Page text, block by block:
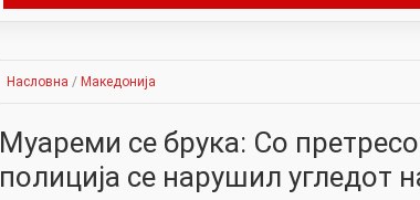
Насловна / Македонија
Mуареми се брука: Со
полиција се нарушил угледот